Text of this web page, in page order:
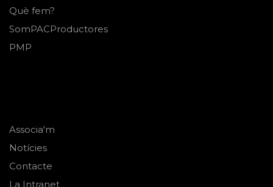
Què fem?
SomPACProductores
PMP
Associa'm
Notícies
Contacte
La Intranet